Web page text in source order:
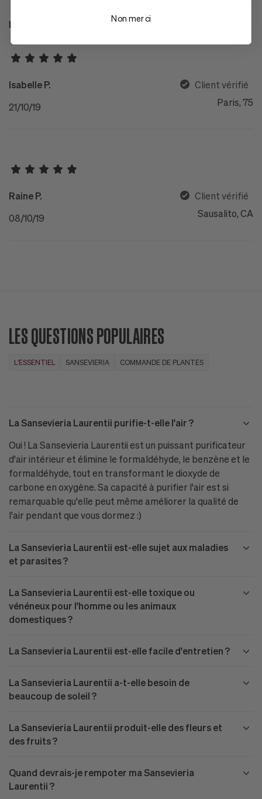
Magnifique
Isabelle P.
Client vérifié
21/10/19
Paris, 75
Raine P.
Client vérifié
08/10/19
Sausalito, CA
LES QUESTIONS POPULAIRES
L'ESSENTIEL SANSEVIERIA COMMANDE DE PLANTES
La Sansevieria Laurentii purifie-t-elle l'air ?
Oui ! La Sansevieria Laurentii est un puissant purificateur
d'air intérieur et élimine le formaldéhyde, le benzène et le
formaldéhyde, tout en transformant le dioxyde de
carbone en oxygène. Sa capacité à purifier l'air est si
remarquable qu'elle peut même améliorer la qualité de
l'air pendant que vous dormez :)
La Sansevieria Laurentii est-elle sujet aux maladies
et parasites ?
La Sansevieria Laurentii est-elle toxique ou
vénéneux pour l'homme ou les animaux
domestiques ?
La Sansevieria Laurentii est-elle facile d'entretien ?
La Sansevieria Laurentii a-t-elle besoin de
beaucoup de soleil ?
La Sansevieria Laurentii produit-elle des fleurs et
des fruits ?
Quand devrais-je rempoter ma Sansevieria
Laurentii ?
Non merci